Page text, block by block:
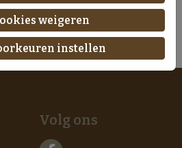
incl. 6% BTW
Volg ons
weigeren
instellen